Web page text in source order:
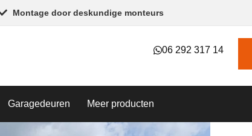
Montage door deskundige monteurs​
06 292 317 14
Garagedeuren Meer producten